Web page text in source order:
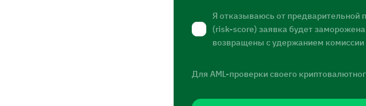
Я отказываюсь от предварительной
(risk-score) заявка будет
возвращены с удержанием комиссии
Для AML-проверки своего